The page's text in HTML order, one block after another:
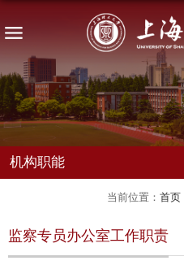
机构职能
当前位置： 首页
监察专员办公室工作职责